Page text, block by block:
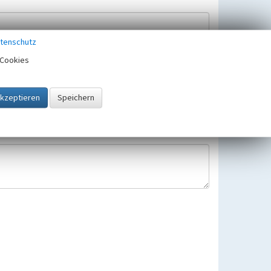
gespeichert und verwendet.
gültigen Europäischen